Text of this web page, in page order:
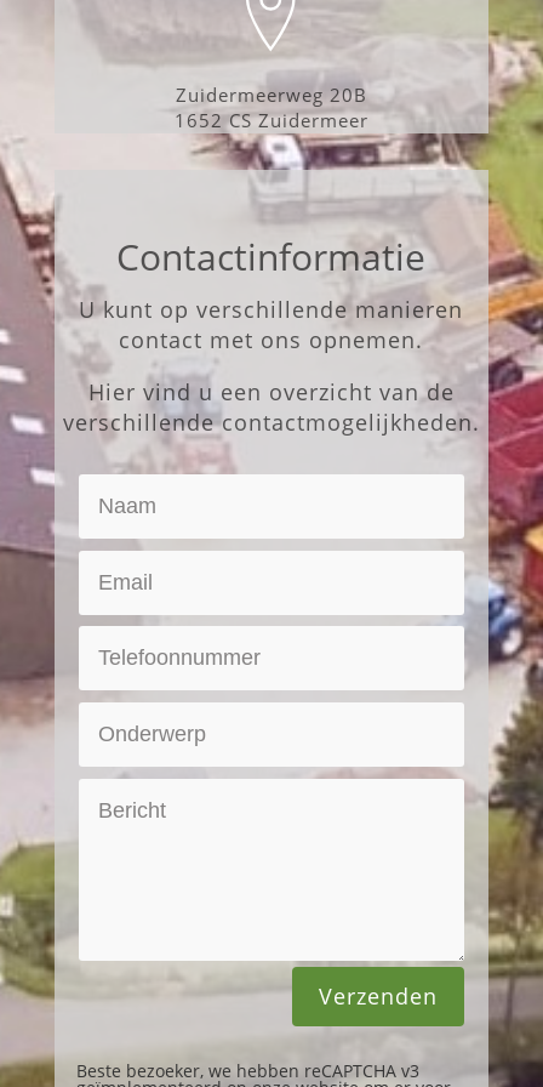
Zuidermeerweg 20B
1652 CS Zuidermeer
Contactinformatie
U kunt op verschillende manieren
contact met ons opnemen.
Hier vind u een overzicht van de
verschillende contactmogelijkheden.
Verzenden
Beste bezoeker, we hebben reCAPTCHA v3